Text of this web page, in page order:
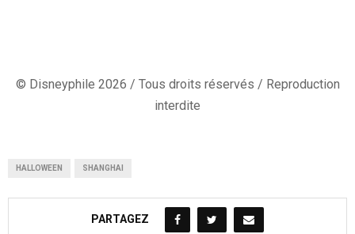
© Disneyphile 2026 / Tous droits réservés / Reproduction
interdite
HALLOWEEN SHANGHAI
PARTAGEZ